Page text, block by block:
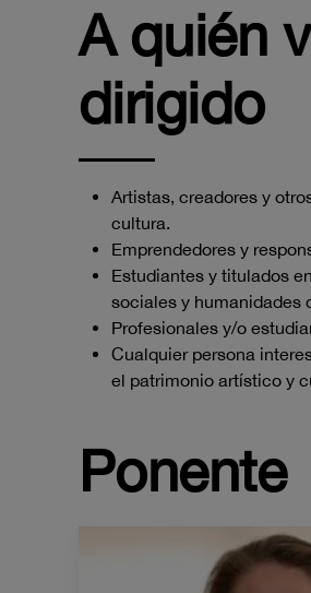
A quién
dirigido
Artistas, creadores y
cultura.
Emprendedores y
Estudiantes y titulados
sociales y humanidades
Profesionales y/o
Cualquier persona
el patrimonio artístico y
Ponente